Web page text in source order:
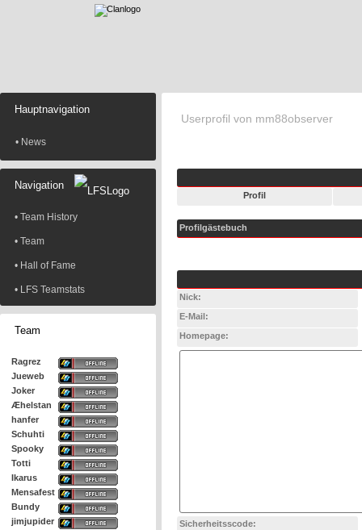
Hauptnavigation
• News
Navigation
• Team History
• Team
• Hall of Fame
• LFS Teamstats
Team
Ragrez
Jueweb
Joker
Æhelstan
hanfer
Schuhti
Spooky
Totti
Ikarus
Mensafest
Bundy
jimjupider
Userprofil von mm88observer
Profil
Profilgästebuch
Nick:
E-Mail:
Homepage:
Sicherheitsscode: